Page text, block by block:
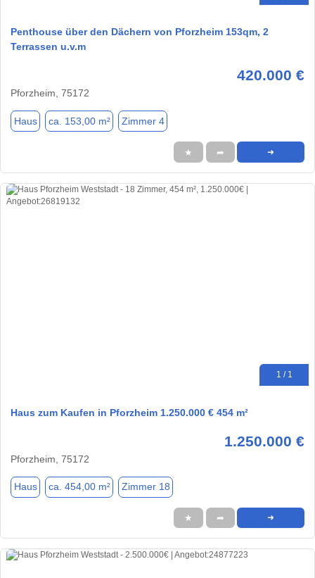
Penthouse über den Dächern von Pforzheim 153qm, 2
Terrassen u.v.m
420.000 €
Pforzheim, 75172
Haus ca. 153,00 m² Zimmer 4
★ ➦ ➜
1 / 1
Haus zum Kaufen in Pforzheim 1.250.000 € 454 m²
1.250.000 €
Pforzheim, 75172
Haus ca. 454,00 m² Zimmer 18
★ ➦ ➜